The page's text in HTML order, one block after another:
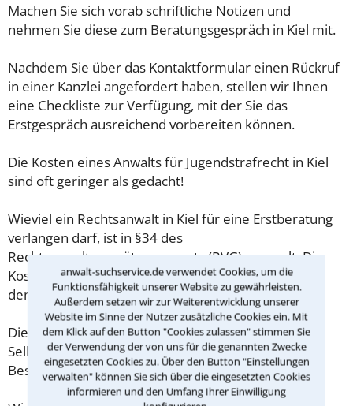
anwalt-suchservice.de verwendet Cookies, um die
Funktionsfähigkeit unserer Website zu gewährleisten.
Außerdem setzen wir zur Weiterentwicklung unserer
Website im Sinne der Nutzer zusätzliche Cookies ein. Mit
dem Klick auf den Button "Cookies zulassen" stimmen Sie
der Verwendung der von uns für die genannten Zwecke
eingesetzten Cookies zu. Über den Button "Einstellungen
verwalten" können Sie sich über die eingesetzten Cookies
informieren und den Umfang Ihrer Einwilligung
Machen Sie sich vorab schriftliche Notizen und
nehmen Sie diese zum Beratungsgespräch in Kiel mit.
Nachdem Sie über das Kontaktformular einen Rückruf
in einer Kanzlei angefordert haben, stellen wir Ihnen
eine Checkliste zur Verfügung, mit der Sie das
Erstgespräch ausreichend vorbereiten können.
Die Kosten eines Anwalts für Jugendstrafrecht in Kiel
sind oft geringer als gedacht!
Wieviel ein Rechtsanwalt in Kiel für eine Erstberatung
verlangen darf, ist in §34 des
Rechtsanwaltsvergütungsgesetz (RVG) geregelt. Die
Kosten für das erste Beratungsgespräch betragen
demnach maximal 190,00 € zzgl. MwSt.
Diese Regelung gilt jedoch nur für Verbraucher. Für
Selbstständige oder Freiberufler gilt diese
Beschränkung nicht.